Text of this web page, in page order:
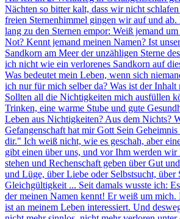
Nächten so bitter kalt, dass wir nicht
freien Sternenhimmel gingen wir auf und ab.
lang zu den Sternen empor: Weiß jemand
Not? Kennt jemand meinen Namen? Ist
Sandkorn am Meer der unzähligen Sterne
ich nicht wie ein verlorenes Sandkorn auf
Was bedeutet mein Leben, wenn sich
ich nur für mich selber da? Was ist der Inhalt
Sollten all die Nichtigkeiten mich ausfüllen
Trinken, eine warme Stube und gute
Leben aus Nichtigkeiten? Aus dem Nichts?
Gefangenschaft hat mir Gott Sein
dir." Ich weiß nicht, wie es geschah, aber
gibt einen über uns, und vor Ihm werden wir
stehen und Rechenschaft geben über Gut
und Lüge, über Liebe oder Selbstsucht, über
Gleichgültigkeit ... Seit damals wusste ich:
der meinen Namen kennt! Er weiß um mich.
ist an meinem Leben interessiert. Und